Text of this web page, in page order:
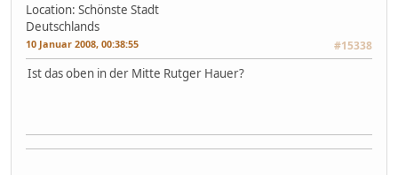
Location: Schönste Stadt
Deutschlands
10 Januar 2008, 00:38:55 #15338
Ist das oben in der Mitte Rutger Hauer?